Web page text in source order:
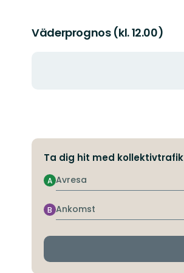
Väderprognos (kl. 12.00)
Ta dig hit med kollektivtrafik
Avresa
A
Ankomst
B